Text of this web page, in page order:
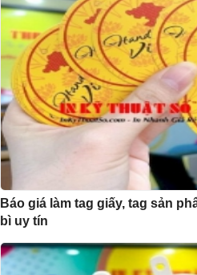
Báo giá làm tag giấy, tag sản
bì uy tín